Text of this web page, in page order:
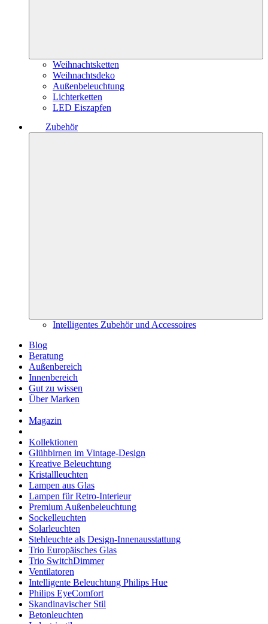
Weihnachtsketten
Weihnachtsdeko
Außenbeleuchtung
Lichterketten
LED Eiszapfen
Zubehör
Intelligentes Zubehör und Accessoires
Blog
Beratung
Außenbereich
Innenbereich
Gut zu wissen
Über Marken
Magazin
Kollektionen
Glühbirnen im Vintage-Design
Kreative Beleuchtung
Kristallleuchten
Lampen aus Glas
Lampen für Retro-Interieur
Premium Außenbeleuchtung
Sockelleuchten
Solarleuchten
Stehleuchte als Design-Innenausstattung
Trio Europäisches Glas
Trio SwitchDimmer
Ventilatoren
Intelligente Beleuchtung Philips Hue
Philips EyeComfort
Skandinavischer Stil
Betonleuchten